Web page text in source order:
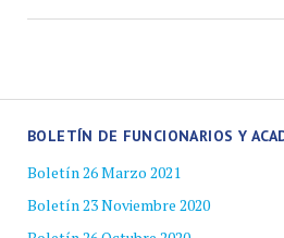
BOLETÍN DE FUNCIONARIOS Y
Boletín 26 Marzo 2021
Boletín 23 Noviembre 2020